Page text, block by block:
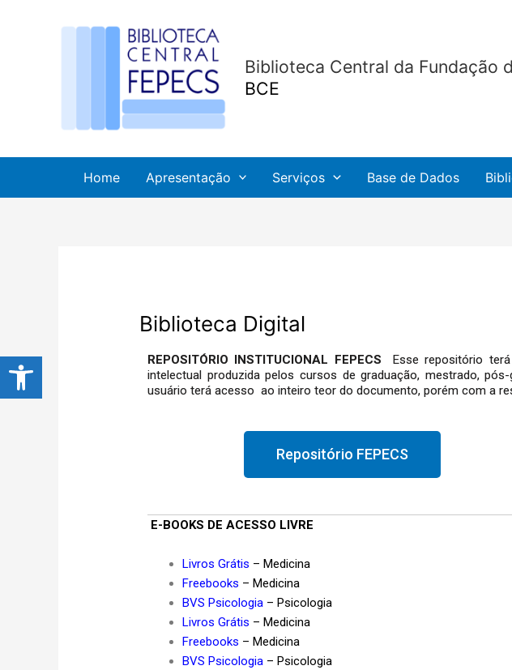
Abrir a barra de ferramentas
Biblioteca Central da Fundação
BCE
Home Apresentação Serviços Base de Dados
Biblioteca Digital
REPOSITÓRIO INSTITUCIONAL FEPECS
Esse repositório
intelectual produzida pelos cursos de graduação, mestrado,
usuário terá acesso ao inteiro teor do documento, porém com a
Repositório FEPECS
E-BOOKS DE ACESSO LIVRE
Livros Grátis – Medicina
Freebooks – Medicina
BVS Psicologia – Psicologia
Livros Grátis – Medicina
Freebooks – Medicina
BVS Psicologia – Psicologia
navigation